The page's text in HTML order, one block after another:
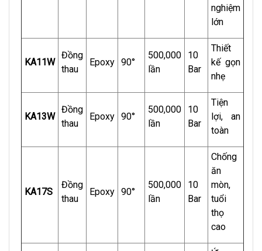
nghiệm
lớn
KA11W
Đồng
thau
Epoxy 90°
500,000
lần
10
Bar
Thiết
kế gọn
nhẹ
KA13W
Đồng
thau
Epoxy 90°
500,000
lần
10
Bar
Tiện
lợi, an
toàn
KA17S
Đồng
thau
Epoxy 90°
500,000
lần
10
Bar
Chống
ăn
mòn,
tuổi
thọ
cao